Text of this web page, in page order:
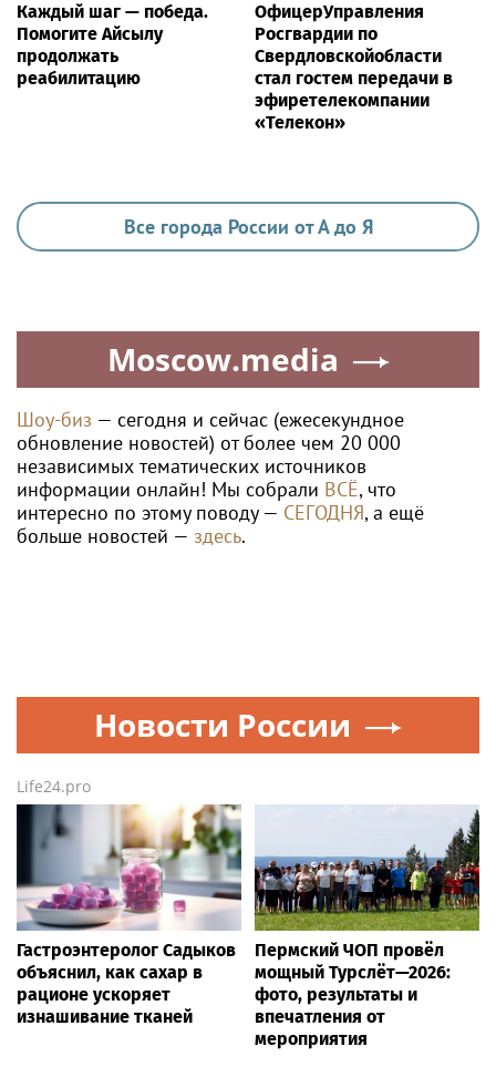
Каждый шаг — победа.
Помогите Айсылу
продолжать
реабилитацию
ОфицерУправления
Росгвардии по
Свердловскойобласти
стал гостем передачи в
эфиретелекомпании
«Телекон»
Все города России от А до Я
Moscow.media
Шоу-биз — сегодня и сейчас (ежесекундное
обновление новостей) от более чем 20 000
независимых тематических источников
информации онлайн! Мы собрали ВСЁ, что
интересно по этому поводу — СЕГОДНЯ, а ещё
больше новостей — здесь.
Новости России
Life24.pro
Гастроэнтеролог Садыков
объяснил, как сахар в
рационе ускоряет
изнашивание тканей
Пермский ЧОП провёл
мощный Турслёт—2026:
фото, результаты и
впечатления от
мероприятия